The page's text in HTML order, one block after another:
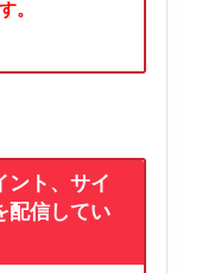
。
ント、サイ
配信してい